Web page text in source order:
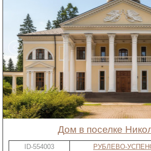
дом в поселке
ID-554003
РУБЛЕВО-